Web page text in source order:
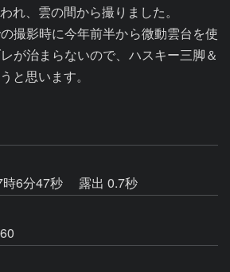
れ、雲の間から撮りました。
撮影時に今年前半から微動雲台を使
が治まらないので、ハスキー三脚＆
と思います。
6分47秒
露出 0.7秒